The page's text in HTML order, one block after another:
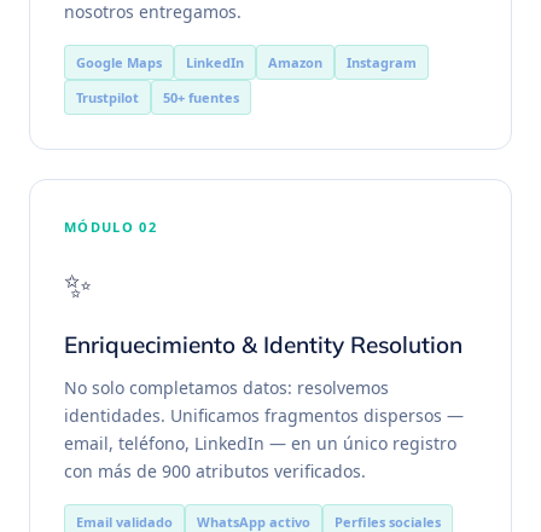
nosotros entregamos.
Google Maps LinkedIn Amazon
Instagram
Trustpilot
50+ fuentes
MÓDULO 02
✨
Enriquecimiento & Identity Resolution
No solo completamos datos: resolvemos
identidades. Unificamos fragmentos dispersos —
email, teléfono, LinkedIn — en un único registro
con más de 900 atributos verificados.
Email validado WhatsApp activo
Perfiles sociales